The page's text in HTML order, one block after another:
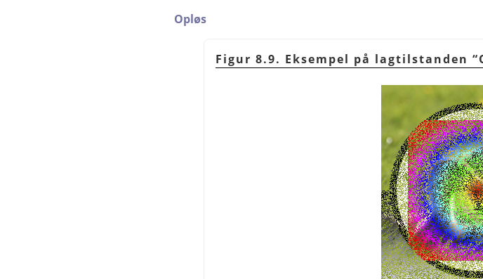
Opløs
Figur 8.9. Eksempel på lagtilstanden “